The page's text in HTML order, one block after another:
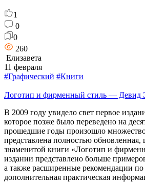
1
0
0
260
Елизавета
11 февраля
#Графический #Книги
Логотип и фирменный стиль — Девид
В 2009 году увидело свет первое
которое позже было переведено на
прошедшие годы произошло
представлена полностью обновленная,
знаменитой книги «Логотип и
издании представлено больше
а также расширенные рекомендации по
дополнительная практическая